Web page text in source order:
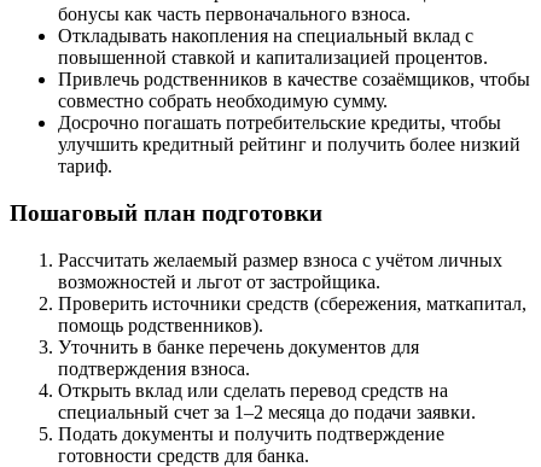
бонусы как часть первоначального взноса.
Откладывать накопления на специальный вклад с
повышенной ставкой и капитализацией процентов.
Привлечь родственников в качестве созаёмщиков, чтобы
совместно собрать необходимую сумму.
Досрочно погашать потребительские кредиты, чтобы
улучшить кредитный рейтинг и получить более низкий
тариф.
Пошаговый план подготовки
Рассчитать желаемый размер взноса с учётом личных
возможностей и льгот от застройщика.
Проверить источники средств (сбережения, маткапитал,
помощь родственников).
Уточнить в банке перечень документов для
подтверждения взноса.
Открыть вклад или сделать перевод средств на
специальный счет за 1–2 месяца до подачи заявки.
Подать документы и получить подтверждение
готовности средств для банка.